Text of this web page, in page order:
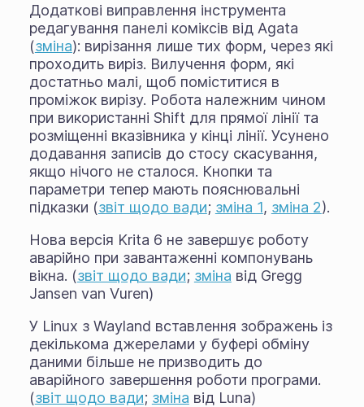
Додаткові виправлення інструмента
редагування панелі коміксів від Agata
(зміна): вирізання лише тих форм, через які
проходить виріз. Вилучення форм, які
достатньо малі, щоб поміститися в
проміжок вирізу. Робота належним чином
при використанні Shift для прямої лінії та
розміщенні вказівника у кінці лінії. Усунено
додавання записів до стосу скасування,
якщо нічого не сталося. Кнопки та
параметри тепер мають пояснювальні
підказки (звіт щодо вади; зміна 1, зміна 2).
Нова версія Krita 6 не завершує роботу
аварійно при завантаженні компонувань
вікна. (звіт щодо вади; зміна від Gregg
Jansen van Vuren)
У Linux з Wayland вставлення зображень із
декількома джерелами у буфері обміну
даними більше не призводить до
аварійного завершення роботи програми.
(звіт щодо вади; зміна від Luna)